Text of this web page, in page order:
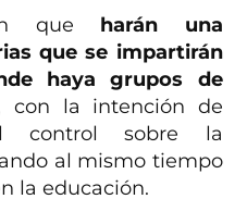
que harán una
que se impartirán
haya grupos de
con la intención de
control sobre la
al mismo tiempo
la educación.